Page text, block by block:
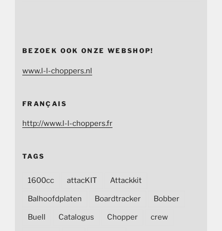
BEZOEK OOK ONZE WEBSHOP!
www.l-l-choppers.nl
FRANÇAIS
http://www.l-l-choppers.fr
TAGS
1600cc attacKIT Attackkit
Balhoofdplaten Boardtracker Bobber
Buell Catalogus Chopper crew